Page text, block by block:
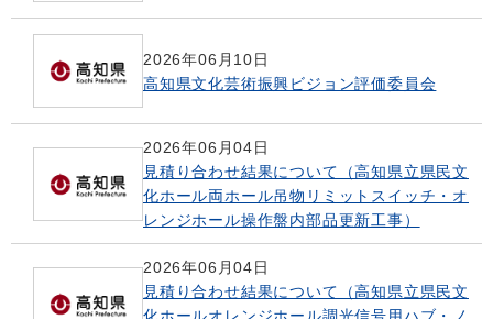
2026年06月10日
高知県文化芸術振興ビジョン評価委員会
2026年06月04日
見積り合わせ結果について（高知県立県民文
化ホール両ホール吊物リミットスイッチ・オ
レンジホール操作盤内部品更新工事）
2026年06月04日
見積り合わせ結果について（高知県立県民文